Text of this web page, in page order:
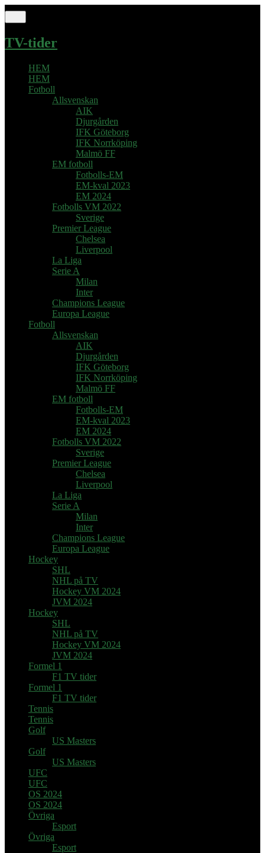
TV-tider
HEM
HEM
Fotboll
Allsvenskan
AIK
Djurgården
IFK Göteborg
IFK Norrköping
Malmö FF
EM fotboll
Fotbolls-EM
EM-kval 2023
EM 2024
Fotbolls VM 2022
Sverige
Premier League
Chelsea
Liverpool
La Liga
Serie A
Milan
Inter
Champions League
Europa League
Fotboll
Allsvenskan
AIK
Djurgården
IFK Göteborg
IFK Norrköping
Malmö FF
EM fotboll
Fotbolls-EM
EM-kval 2023
EM 2024
Fotbolls VM 2022
Sverige
Premier League
Chelsea
Liverpool
La Liga
Serie A
Milan
Inter
Champions League
Europa League
Hockey
SHL
NHL på TV
Hockey VM 2024
JVM 2024
Hockey
SHL
NHL på TV
Hockey VM 2024
JVM 2024
Formel 1
F1 TV tider
Formel 1
F1 TV tider
Tennis
Tennis
Golf
US Masters
Golf
US Masters
UFC
UFC
OS 2024
OS 2024
Övriga
Esport
Övriga
Esport